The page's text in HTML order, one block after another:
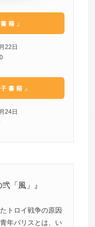
書籍」
22日
子書籍」
24日
「風」』
トロイ戦争の原因
年パリスとは、い